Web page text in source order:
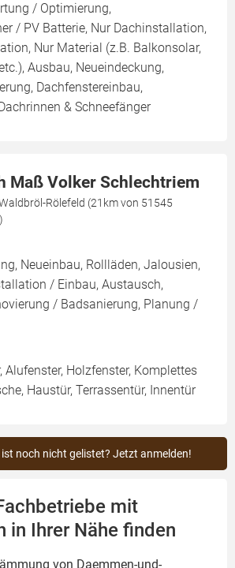
/ Optimierung,
/ PV Batterie, Nur Dachinstallation,
Nur Material (z.B. Balkonsolar,
Ausbau, Neueindeckung,
Dachfenstereinbau,
& Schneefänger
Maß Volker Schlechtriem
Rölefeld (21km von 51545
Neueinbau, Rollläden, Jalousien,
/ Einbau, Austausch,
/ Badsanierung, Planung /
Alufenster, Holzfenster, Komplettes
Haustür, Terrassentür, Innentür
noch nicht gelistet? Jetzt anmelden!
mit
in Ihrer Nähe finden
von Daemmen-und-